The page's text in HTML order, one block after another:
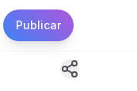
Publicar